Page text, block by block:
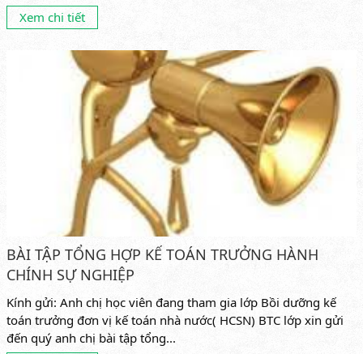
Xem chi tiết
BÀI TẬP TỔNG HỢP KẾ TOÁN TRƯỞNG HÀNH
CHÍNH SỰ NGHIỆP
Kính gửi: Anh chị học viên đang tham gia lớp Bồi dưỡng kế
toán trưởng đơn vị kế toán nhà nước( HCSN) BTC lớp xin gửi
đến quý anh chị bài tập tổng...